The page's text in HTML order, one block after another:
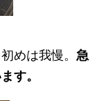
めは我慢。 急
す。